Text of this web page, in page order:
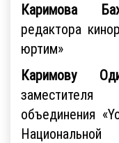
Каримова
редактора
юртим»
Каримову
заместителя
объединения